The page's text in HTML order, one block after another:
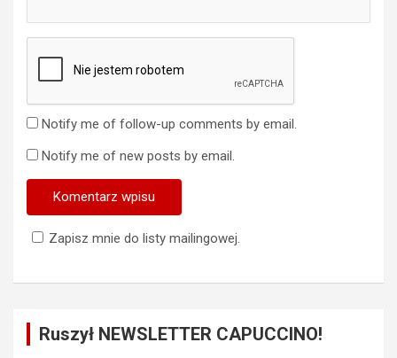
Notify me of follow-up comments by email.
Notify me of new posts by email.
Zapisz mnie do listy mailingowej.
Ruszył NEWSLETTER CAPUCCINO!